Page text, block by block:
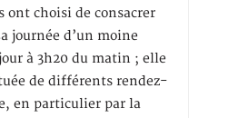
ont choisi de consacrer
journée d’un moine
à 3h20 du matin ; elle
de différents rendez-
en particulier par la